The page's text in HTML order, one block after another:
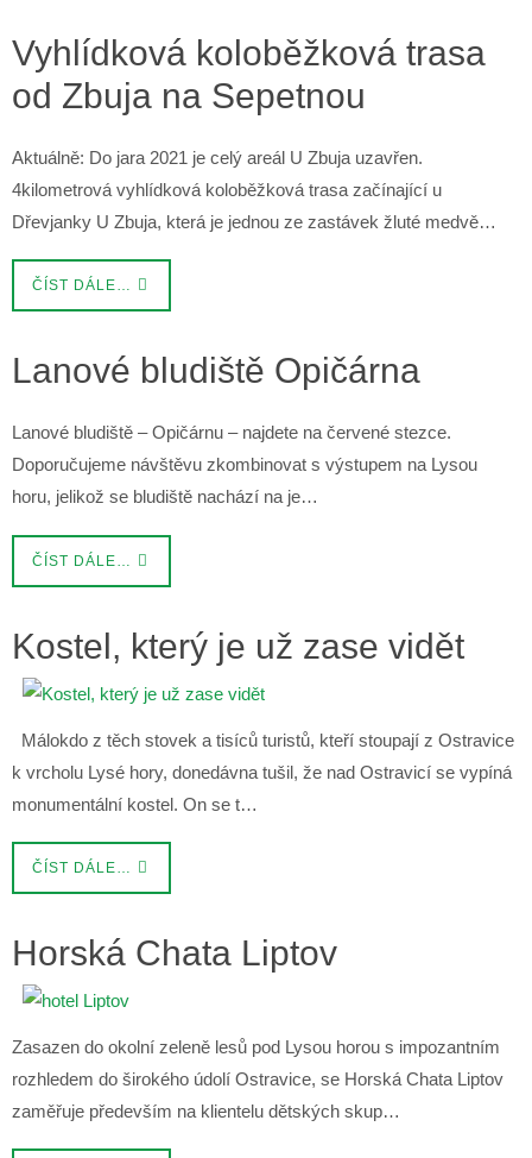
Vyhlídková koloběžková trasa
od Zbuja na Sepetnou
Aktuálně: Do jara 2021 je celý areál U Zbuja uzavřen.
4kilometrová vyhlídková koloběžková trasa začínající u
Dřevjanky U Zbuja, která je jednou ze zastávek žluté medvě…
ČÍST DÁLE…
Lanové bludiště Opičárna
Lanové bludiště – Opičárnu – najdete na červené stezce.
Doporučujeme návštěvu zkombinovat s výstupem na Lysou
horu, jelikož se bludiště nachází na je…
ČÍST DÁLE…
Kostel, který je už zase vidět
Málokdo z těch stovek a tisíců turistů, kteří stoupají z Ostravice
k vrcholu Lysé hory, donedávna tušil, že nad Ostravicí se vypíná
monumentální kostel. On se t…
ČÍST DÁLE…
Horská Chata Liptov
Zasazen do okolní zeleně lesů pod Lysou horou s impozantním
rozhledem do širokého údolí Ostravice, se Horská Chata Liptov
zaměřuje především na klientelu dětských skup…